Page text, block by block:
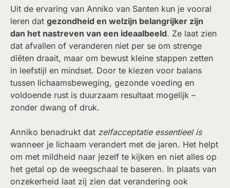
Uit de ervaring van Anniko van Santen kun je vooral
leren dat gezondheid en welzijn belangrijker zijn
dan het nastreven van een ideaalbeeld. Ze laat zien
dat afvallen of veranderen niet per se om strenge
diëten draait, maar om bewust kleine stappen zetten
in leefstijl en mindset. Door te kiezen voor balans
tussen lichaamsbeweging, gezonde voeding en
voldoende rust is duurzaam resultaat mogelijk –
zonder dwang of druk.
Anniko benadrukt dat zelfacceptatie essentieel is
wanneer je lichaam verandert met de jaren. Het helpt
om met mildheid naar jezelf te kijken en niet alles op
het getal op de weegschaal te baseren. In plaats van
onzekerheid laat zij zien dat verandering ook